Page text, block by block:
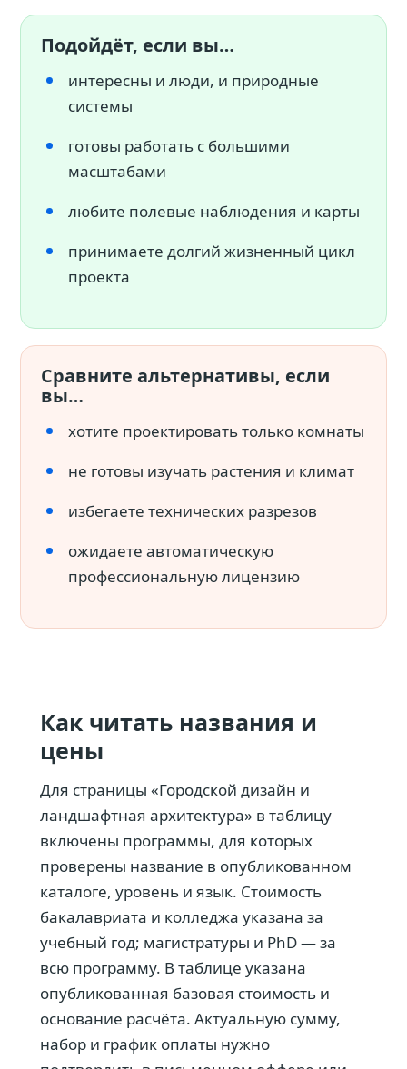
Подойдёт, если вы…
интересны и люди, и природные
системы
готовы работать с большими
масштабами
любите полевые наблюдения и карты
принимаете долгий жизненный цикл
проекта
Сравните альтернативы, если
вы…
хотите проектировать только комнаты
не готовы изучать растения и климат
избегаете технических разрезов
ожидаете автоматическую
профессиональную лицензию
Как читать названия и
цены
Для страницы «Городской дизайн и
ландшафтная архитектура» в таблицу
включены программы, для которых
проверены название в опубликованном
каталоге, уровень и язык. Стоимость
бакалавриата и колледжа указана за
учебный год; магистратуры и PhD — за
всю программу. В таблице указана
опубликованная базовая стоимость и
основание расчёта. Актуальную сумму,
набор и график оплаты нужно